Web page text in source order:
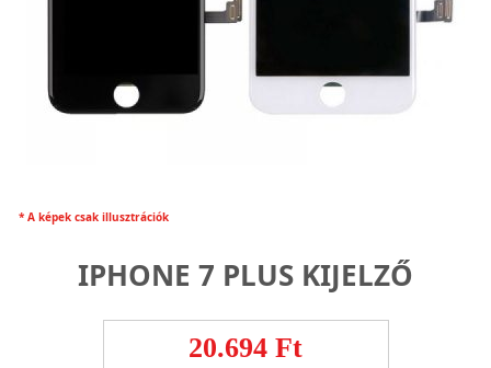
* A képek csak illusztrációk
IPHONE 7 PLUS KIJELZŐ
20.694 Ft